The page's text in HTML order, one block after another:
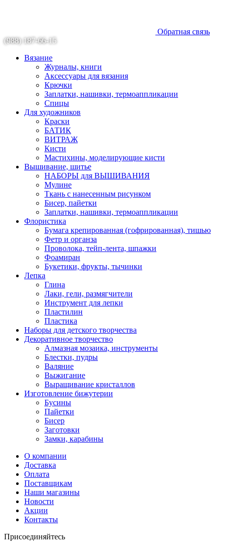
Обратная связь
(988) 187-66-15
Вязание
Журналы, книги
Аксессуары для вязания
Крючки
Заплатки, нашивки, термоаппликации
Спицы
Для художников
Краски
БАТИК
ВИТРАЖ
Кисти
Мастихины, моделирующие кисти
Вышивание, шитье
НАБОРЫ для ВЫШИВАНИЯ
Мулине
Ткань с нанесенным рисунком
Бисер, пайетки
Заплатки, нашивки, термоаппликации
Флористика
Бумага крепированная (гофрированная), тишью
Фетр и органза
Проволока, тейп-лента, шпажки
Фоамиран
Букетики, фрукты, тычинки
Лепка
Глина
Лаки, гели, размягчители
Инструмент для лепки
Пластилин
Пластика
Наборы для детского творчества
Декоративное творчество
Алмазная мозаика, инструменты
Блестки, пудры
Валяние
Выжигание
Выращивание кристаллов
Изготовление бижутерии
Бусины
Пайетки
Бисер
Заготовки
Замки, карабины
О компании
Доставка
Оплата
Поставщикам
Наши магазины
Новости
Акции
Контакты
Присоединяйтесь